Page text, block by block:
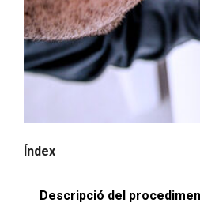
Índex
Descripció del